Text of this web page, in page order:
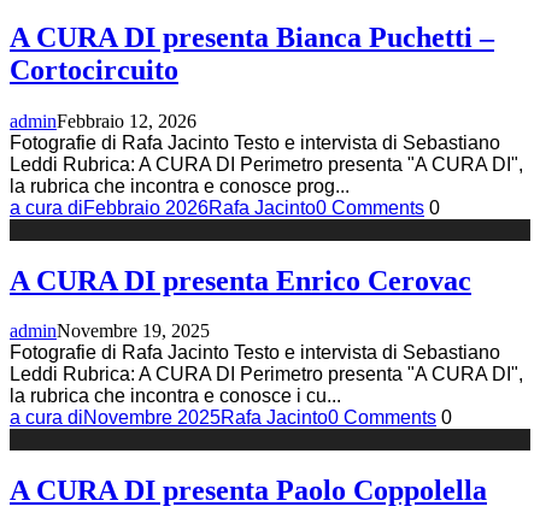
A CURA DI presenta Bianca Puchetti –
Cortocircuito
adminFebbraio 12, 2026
Fotografie di Rafa Jacinto Testo e intervista di Sebastiano
Leddi Rubrica: A CURA DI Perimetro presenta "A CURA DI",
la rubrica che incontra e conosce prog...
a cura diFebbraio 2026Rafa Jacinto0 Comments 0
A CURA DI presenta Enrico Cerovac
adminNovembre 19, 2025
Fotografie di Rafa Jacinto Testo e intervista di Sebastiano
Leddi Rubrica: A CURA DI Perimetro presenta "A CURA DI",
la rubrica che incontra e conosce i cu...
a cura diNovembre 2025Rafa Jacinto0 Comments 0
A CURA DI presenta Paolo Coppolella